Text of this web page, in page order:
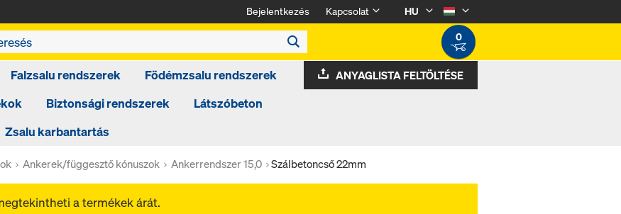
Bejelentkezés Kapcsolat
HU
0
Falzsalu rendszerek
Födémzsalu rendszerek
Biztonsági rendszerek
Látszóbeton
Zsalu karbantartás
ANYAGLISTA FELTÖLTÉSE
Ankerek/függesztő kónuszok Ankerrendszer 15,0 Szálbetoncső 22mm
a termékek árát.